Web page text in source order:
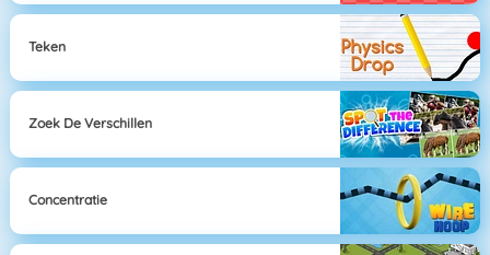
Teken
Zoek De Verschillen
Concentratie